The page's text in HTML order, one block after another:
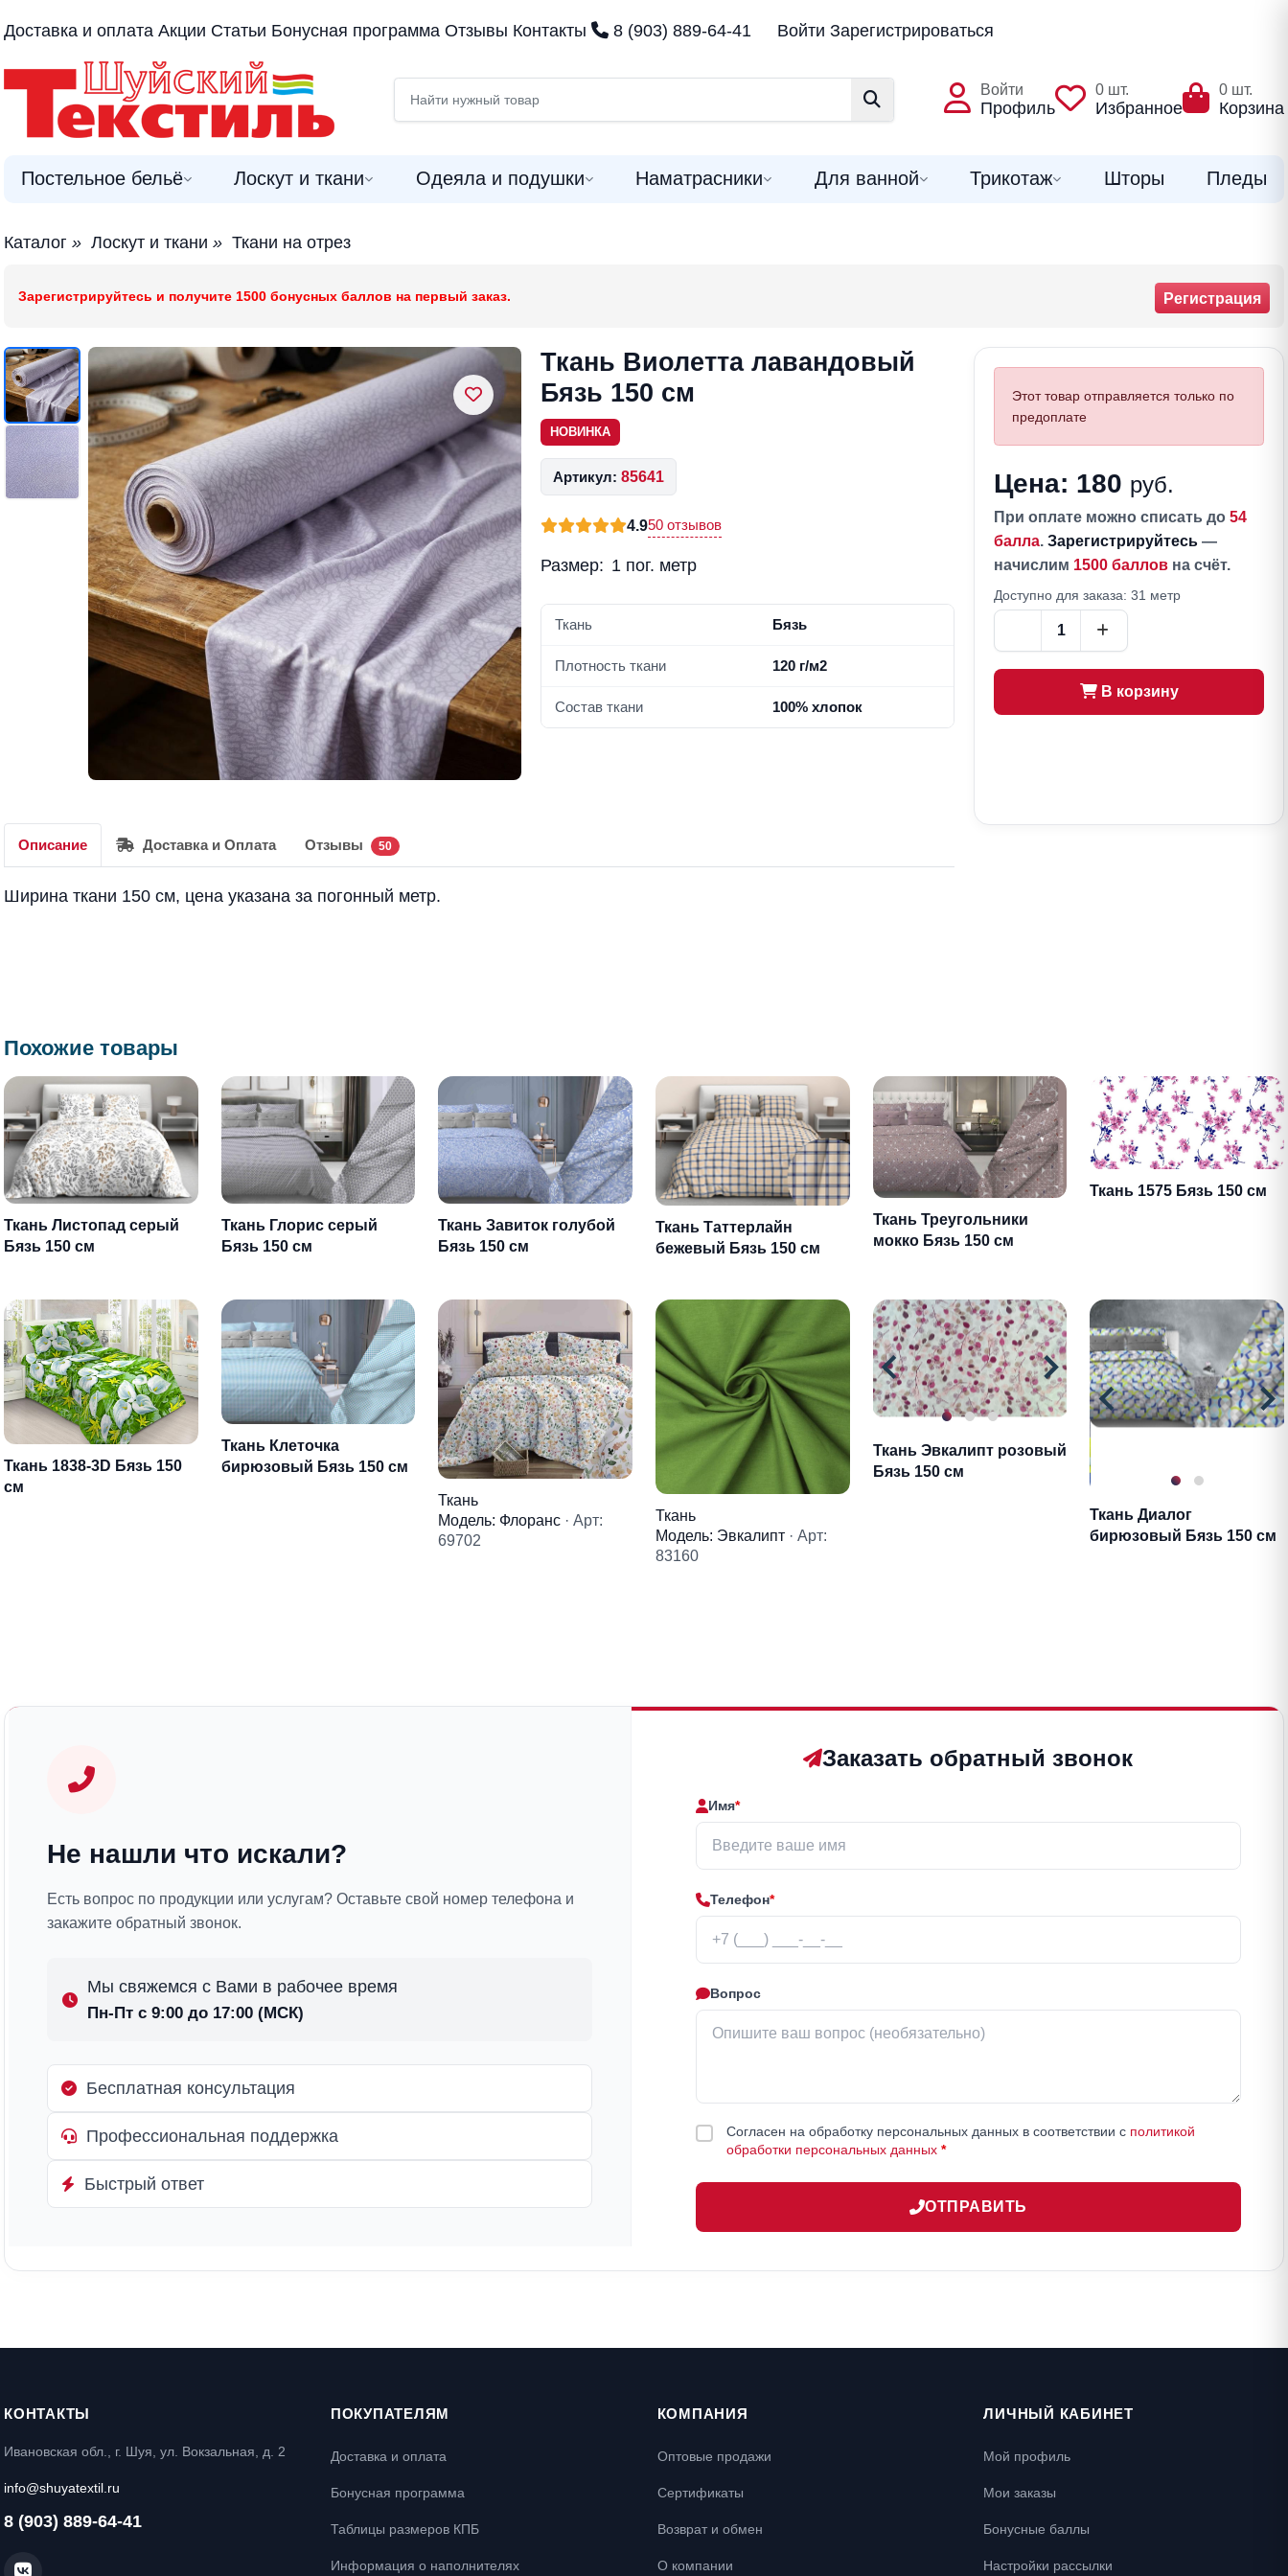
Доставка и оплата Акции Статьи Бонусная программа Отзывы Контакты 8 (903) 889-64-41 Войти Зарегистрироваться
Войти
Профиль
0 шт.
Избранное
0 шт.
Корзина
Постельное бельё Лоскут и ткани Одеяла и подушки Наматрасники Для ванной Трикотаж Шторы Пледы
Каталог » Лоскут и ткани » Ткани на отрез
Зарегистрируйтесь и получите 1500 бонусных баллов на первый заказ. Регистрация
Ткань Виолетта лавандовый
Бязь 150 см
НОВИНКА
Артикул: 85641
4.950 отзывов
Размер: 1 пог. метр
Ткань Бязь
Плотность ткани 120 г/м2
Состав ткани 100% хлопок
Этот товар отправляется только по
предоплате
Цена: 180 руб.
При оплате можно списать до 54
балла. Зарегистрируйтесь —
начислим 1500 баллов на счёт.
Доступно для заказа: 31 метр
В корзину
Описание Доставка и Оплата Отзывы 50
Ширина ткани 150 см, цена указана за погонный метр.
Похожие товары
Ткань Листопад серый
Бязь 150 см
Ткань Глорис серый
Бязь 150 см
Ткань Завиток голубой
Бязь 150 см
Ткань Таттерлайн
бежевый Бязь 150 см
Ткань Треугольники
мокко Бязь 150 см
Ткань 1575 Бязь 150 см
Ткань 1838-3D Бязь 150
см
Ткань Клеточка
бирюзовый Бязь 150 см
Ткань
Модель: Флоранс · Арт:
69702
Ткань
Модель: Эвкалипт · Арт:
83160
Ткань Эвкалипт розовый
Бязь 150 см
Ткань Диалог
бирюзовый Бязь 150 см
Не нашли что искали?
Есть вопрос по продукции или услугам? Оставьте свой номер телефона и
закажите обратный звонок.
Мы свяжемся с Вами в рабочее время
Пн-Пт с 9:00 до 17:00 (МСК)
Бесплатная консультация
Профессиональная поддержка
Быстрый ответ
Заказать обратный звонок
Имя*
Телефон*
Вопрос
Согласен на обработку персональных данных в соответствии с политикой
обработки персональных данных *
ОТПРАВИТЬ
КОНТАКТЫ
Ивановская обл., г. Шуя, ул. Вокзальная, д. 2
info@shuyatextil.ru
8 (903) 889-64-41
ПОКУПАТЕЛЯМ
Доставка и оплата
Бонусная программа
Таблицы размеров КПБ
Информация о наполнителях
КОМПАНИЯ
Оптовые продажи
Сертификаты
Возврат и обмен
О компании
ЛИЧНЫЙ КАБИНЕТ
Мой профиль
Мои заказы
Бонусные баллы
Настройки рассылки